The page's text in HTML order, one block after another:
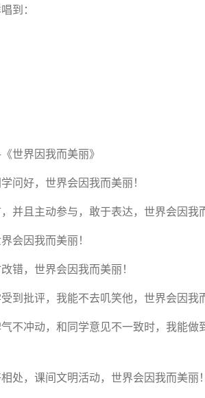
到：
界因我而美丽》
好，世界会因我而美丽！
且主动参与，敢于表达，世界会因我而
因我而美丽！
，世界会因我而美丽！
批评，我能不去叽笑他，世界会因我而
冲动，和同学意见不一致时，我能做
，课间文明活动，世界会因我而美丽！